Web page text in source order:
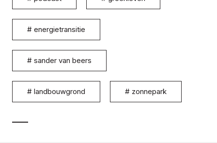
# energietransitie
# sander van beers
# landbouwgrond # zonnepark